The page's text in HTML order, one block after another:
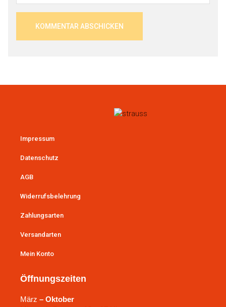
Öffnungszeiten
März – Oktober
Impressum
Datenschutz
AGB
Widerrufsbelehrung
Zahlungsarten
Versandarten
Mein Konto